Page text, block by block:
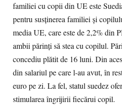
familiei cu copii din UE este
pentru susţinerea familiei şi
media UE, care este de 2,2% din
ambii părinţi să stea cu copilul.
concediu plătit de 16 luni. Din
din salariul pe care l-au avut, în
euro pe zi. La fel, statul suedez
stimularea îngrijirii fiecărui copil.